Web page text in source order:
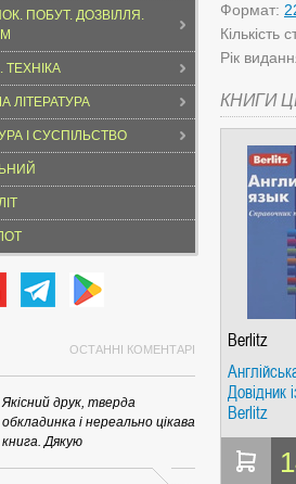
ПОБУТ. ДОЗВІЛЛЯ.
ТЕХНІКА
ЛІТЕРАТУРА
І СУСПІЛЬСТВО
ОСТАННІ КОМЕНТАРІ
Якісний друк, тверда
обкладинка і нереально цікава
книга. Дякую
Формат:
Кількість
Рік
КНИГИ
Berlitz
Довідник
Berlitz